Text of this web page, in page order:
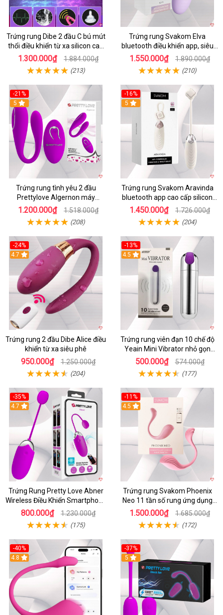
Trứng rung Dibe 2 đầu C bú mút
thổi điều khiển từ xa silicon cao
cấp kích thích điểm G
1.300.000₫ 1.884.000₫
(213)
Trứng rung Svakom Elva
bluetooth điều khiển app, siêu
kích thích
1.550.000₫ 1.890.000₫
(210)
-21%
5
Trứng rung tình yêu 2 đầu
Prettylove Algernon máy
massage điểm G không dây
1.200.000₫ 1.518.000₫
(208)
-16%
5
Trứng rung Svakom Aravinda
bluetooth app cao cấp silicon
mềm
1.450.000₫ 1.726.000₫
(204)
-24%
4.7
Trứng rung 2 đầu Dibe Alice điều
khiển từ xa siêu phê
950.000₫ 1.250.000₫
(204)
-13%
4.5
Trứng rung viên đạn 10 chế độ
Yeain Mini Vibrator nhỏ gọn
sành điệu
500.000₫ 574.000₫
(177)
-35%
4.7
Trứng Rung Pretty Love Abner
Wireless Điều Khiển Smartphone
Giá Tốt
800.000₫ 1.230.000₫
(175)
-11%
4.5
Trứng rung Svakom Phoenix
Neo 11 tần số rung ứng dụng
app
1.500.000₫ 1.685.000₫
(172)
-40%
4.8
-37%
5